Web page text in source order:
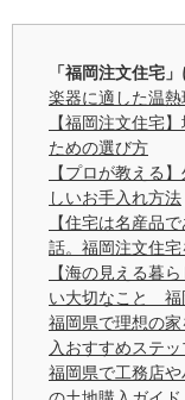
「福岡注文住宅
楽器に適した温熱
【福岡注文住宅
ための選び方
【プロが教える
しいお手入れ方法
【住宅は名産品
話。福岡注文住宅
【海の見える暮
い大切なこと 福
福岡県で理想の
入おすすめステ
福岡県で工務店